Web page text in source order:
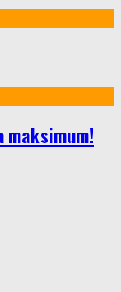
maksimum!